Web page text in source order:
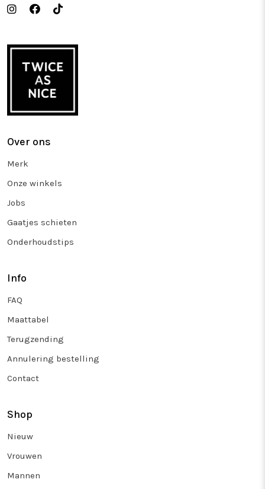
Over ons
Merk
Onze winkels
Jobs
Gaatjes schieten
Onderhoudstips
Info
FAQ
Maattabel
Terugzending
Annulering bestelling
Contact
Shop
Nieuw
Vrouwen
Mannen